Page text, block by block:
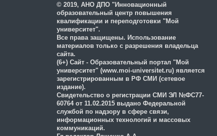
© 2019, АНО ДПО "Инновационный
образовательный центр повышения
квалификации и переподготовки "Мой
университет".
Все права защищены. Использование
материалов только с разрешения владельца
сайта.
(6+) Сайт - Образовательный портал "Мой
университет" (www.moi-universitet.ru) является
зарегистрированным в РФ СМИ (сетевое
издание).
Свидетельство о регистрации СМИ ЭЛ №ФС77-
60764 от 11.02.2015 выдано Федеральной
службой по надзору в сфере связи,
информационных технологий и массовых
коммуникаций.